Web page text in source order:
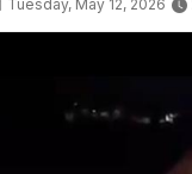
Tuesday, May 12, 2026